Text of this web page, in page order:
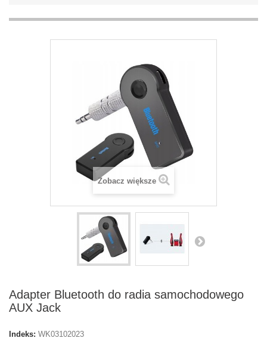
Zobacz większe
Adapter Bluetooth do radia samochodowego
AUX Jack
Indeks: WK03102023